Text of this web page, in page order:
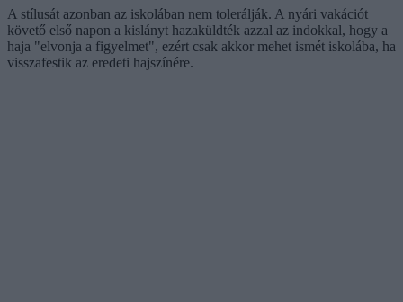
A stílusát azonban az iskolában nem tolerálják. A nyári vakációt
követő első napon a kislányt hazaküldték azzal az indokkal, hogy a
haja "elvonja a figyelmet", ezért csak akkor mehet ismét iskolába, ha
visszafestik az eredeti hajszínére.